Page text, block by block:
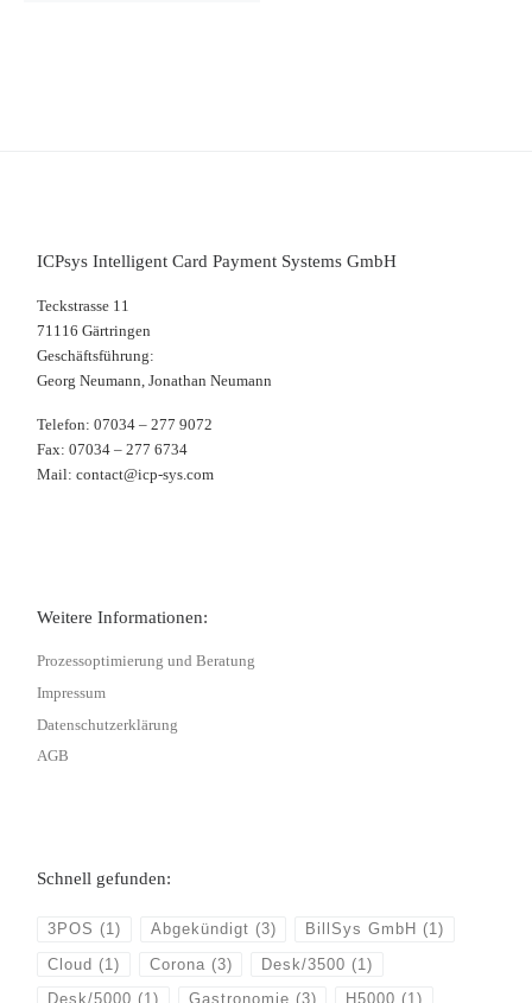
ICPsys Intelligent Card Payment Systems GmbH
Teckstrasse 11
71116 Gärtringen
Geschäftsführung:
Georg Neumann, Jonathan Neumann
Telefon: 07034 – 277 9072
Fax: 07034 – 277 6734
Mail: contact@icp-sys.com
Weitere Informationen:
Prozessoptimierung und Beratung
Impressum
Datenschutzerklärung
AGB
Schnell gefunden:
3POS (1) Abgekündigt (3) BillSys GmbH (1)
Cloud (1) Corona (3) Desk/3500 (1)